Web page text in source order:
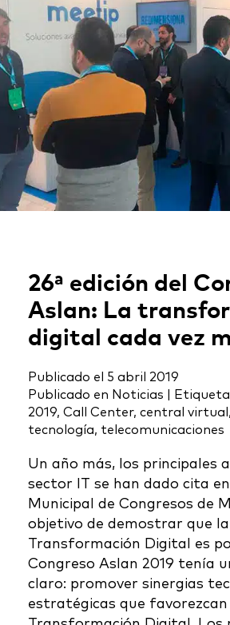
26ª edición del
Aslan: La
digital cada vez
Publicado el 5 abril 2019
Publicado en Noticias
2019, Call Center, central virtual ,
tecnología, telecomunicaciones
Un año más, los principales
sector IT se han dado cita
Municipal de Congresos de
objetivo de demostrar que la
Transformación Digital es
Congreso Aslan 2019 tenía
claro: promover sinergias
estratégicas que favorezcan